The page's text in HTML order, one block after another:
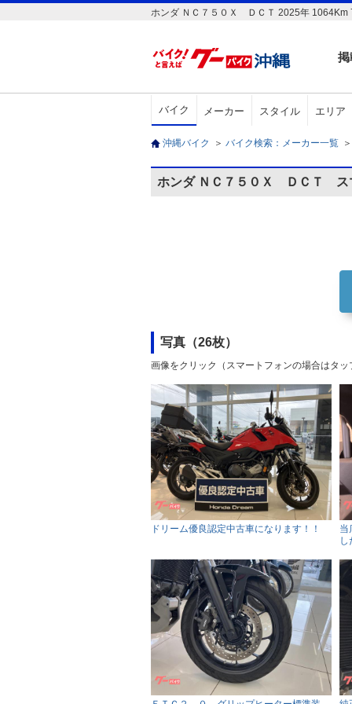
ホンダ ＮＣ７５０Ｘ ＤＣＴ 2025年 1064Km
バイク メーカー スタイル エリア
沖縄バイク ＞ バイク検索：メーカー一覧 ＞
ホンダ ＮＣ７５０Ｘ ＤＣＴ ス
写真（26枚）
画像をクリック（スマートフォンの場合はタ
ドリーム優良認定中古車になります！！
当
し